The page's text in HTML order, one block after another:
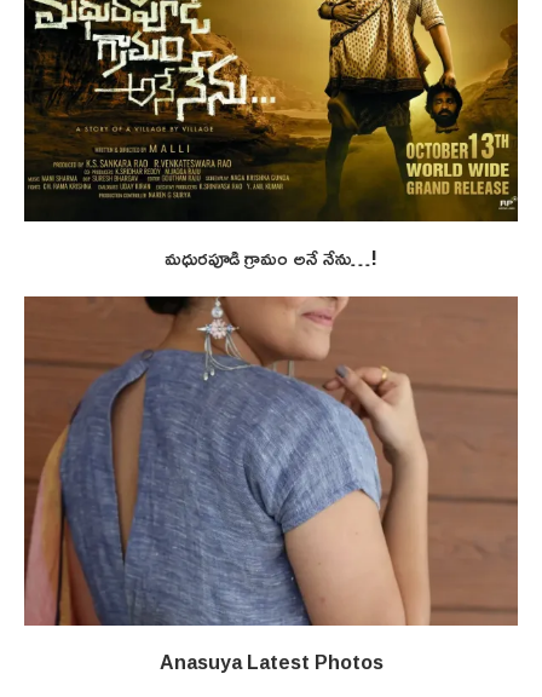
మధురపూడి గ్రామం అనే నేను…!
Anasuya Latest Photos